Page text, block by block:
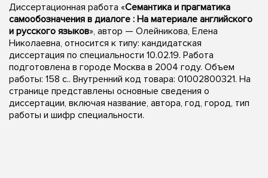
Диссертационная работа «Семантика и прагматика
самообозначения в диалоге : На материале английского
и русского языков», автор — Олейникова, Елена
Николаевна, относится к типу: кандидатская
диссертация по специальности 10.02.19. Работа
подготовлена в городе Москва в 2004 году. Объем
работы: 158 с.. Внутренний код товара: 01002800321. На
странице представлены основные сведения о
диссертации, включая название, автора, год, город, тип
работы и шифр специальности.